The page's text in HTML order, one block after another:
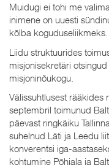
Muidugi ei tohi me
inimene on uuesti
kõlba koguduseliikmeks.
Liidu struktuurides
misjonisekretäri
misjoninõukogu.
Välissuhtlusest rääkides
septembril toimunud
päevast ringkäiku
suhelnud Läti ja Leedu
konverentsi iga-
kohtumine Põhjala ja